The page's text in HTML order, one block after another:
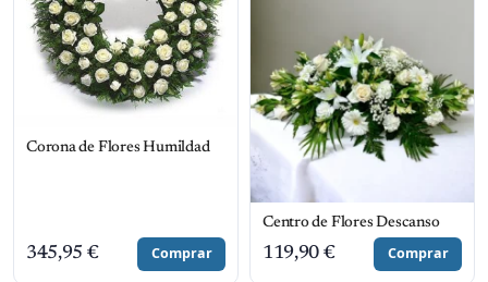
Corona de Flores Humildad
345,95 € Comprar
Centro de Flores Descanso
119,90 € Comprar